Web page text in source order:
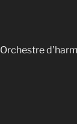
Orchestre